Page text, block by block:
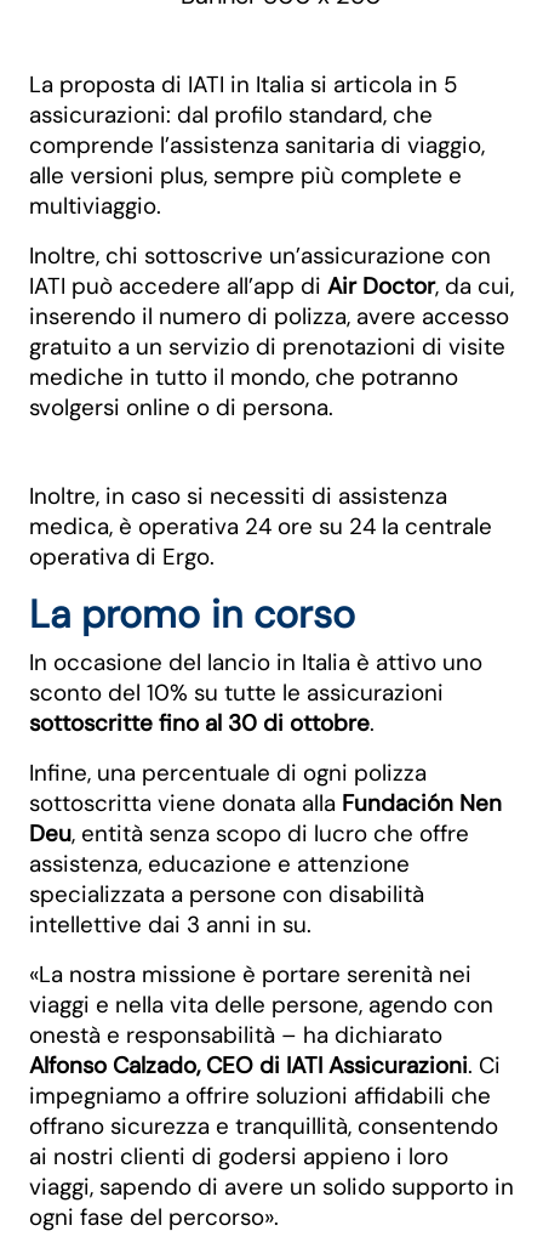
La proposta di IATI in Italia si articola in 5
assicurazioni: dal profilo standard, che
comprende l’assistenza sanitaria di viaggio,
alle versioni plus, sempre più complete e
multiviaggio.
Inoltre, chi sottoscrive un’assicurazione con
IATI può accedere all’app di Air Doctor, da cui,
inserendo il numero di polizza, avere accesso
gratuito a un servizio di prenotazioni di visite
mediche in tutto il mondo, che potranno
svolgersi online o di persona.
Inoltre, in caso si necessiti di assistenza
medica, è operativa 24 ore su 24 la centrale
operativa di Ergo.
La promo in corso
In occasione del lancio in Italia è attivo uno
sconto del 10% su tutte le assicurazioni
sottoscritte fino al 30 di ottobre.
Infine, una percentuale di ogni polizza
sottoscritta viene donata alla Fundación Nen
Deu, entità senza scopo di lucro che offre
assistenza, educazione e attenzione
specializzata a persone con disabilità
intellettive dai 3 anni in su.
«La nostra missione è portare serenità nei
viaggi e nella vita delle persone, agendo con
onestà e responsabilità – ha dichiarato
Alfonso Calzado, CEO di IATI Assicurazioni. Ci
impegniamo a offrire soluzioni affidabili che
offrano sicurezza e tranquillità, consentendo
ai nostri clienti di godersi appieno i loro
viaggi, sapendo di avere un solido supporto in
ogni fase del percorso».